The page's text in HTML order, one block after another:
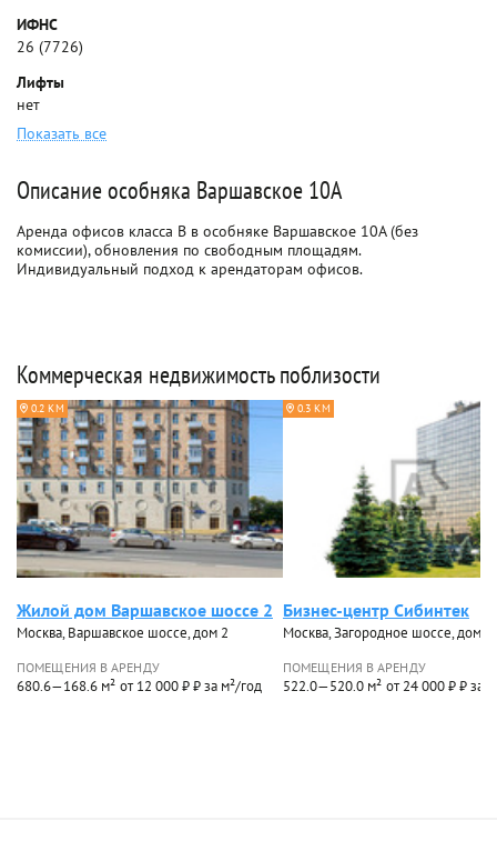
ИФНС
26 (7726)
Лифты
нет
Показать все
Описание особняка Варшавское 10А
Аренда офисов класса B в особняке Варшавское 10А (без
комиссии), обновления по свободным площадям.
Индивидуальный подход к арендаторам офисов.
Коммерческая недвижимость поблизости
0.2 КМ
Жилой дом Варшавское шоссе 2
Москва, Варшавское шоссе, дом 2
ПОМЕЩЕНИЯ В АРЕНДУ
680.6—168.6 м² от 12 000 ₽ ₽ за м²/год
0.3 КМ
Бизнес-центр Сибинтек
Москва, Загородное шоссе, дом 1
ПОМЕЩЕНИЯ В АРЕНДУ
522.0—520.0 м² от 24 000 ₽ ₽ за